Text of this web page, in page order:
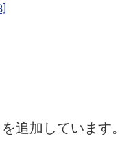
を追加しています。